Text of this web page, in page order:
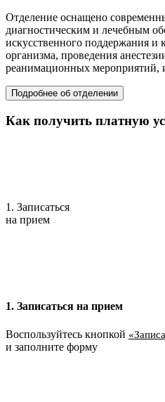
Отделение оснащено
диагностическим и лечебным
искусственного поддержания
организма, проведения
реанимационных мероприятий,
Подробнее об отделении
Как получить платную
1. Записаться
на прием
1. Записаться на прием
Воспользуйтесь кнопкой
и заполните форму